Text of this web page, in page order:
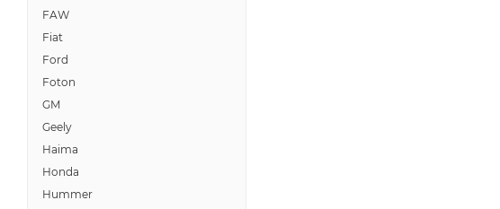
FAW
Fiat
Ford
Foton
GM
Geely
Haima
Honda
Hummer